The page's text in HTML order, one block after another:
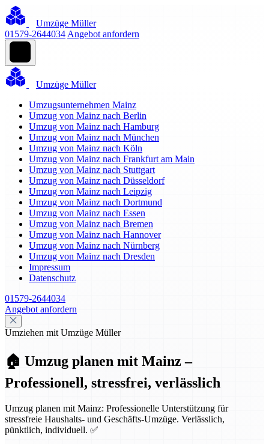
Umzüge Müller
01579-2644034 Angebot anfordern
Umzüge Müller
Umzugsunternehmen Mainz
Umzug von Mainz nach Berlin
Umzug von Mainz nach Hamburg
Umzug von Mainz nach München
Umzug von Mainz nach Köln
Umzug von Mainz nach Frankfurt am Main
Umzug von Mainz nach Stuttgart
Umzug von Mainz nach Düsseldorf
Umzug von Mainz nach Leipzig
Umzug von Mainz nach Dortmund
Umzug von Mainz nach Essen
Umzug von Mainz nach Bremen
Umzug von Mainz nach Hannover
Umzug von Mainz nach Nürnberg
Umzug von Mainz nach Dresden
Impressum
Datenschutz
01579-2644034
Angebot anfordern
Umziehen mit Umzüge Müller
🏠 Umzug planen mit Mainz –
Professionell, stressfrei, verlässlich
Umzug planen mit Mainz: Professionelle Unterstützung für
stressfreie Haushalts- und Geschäfts-Umzüge. Verlässlich,
pünktlich, individuell. ✅